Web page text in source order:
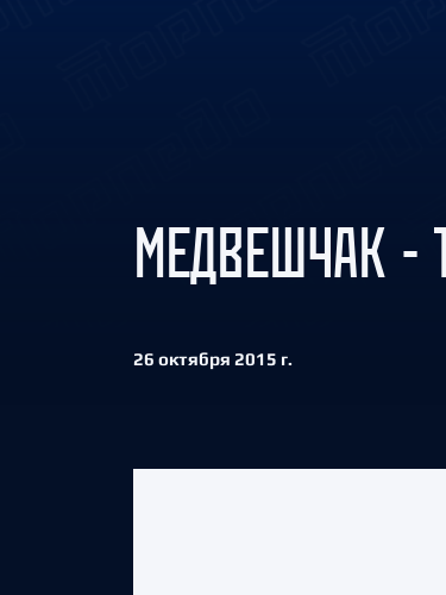
МЕДВЕШЧАК -
26 октября 2015 г.